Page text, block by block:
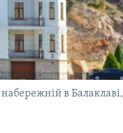
в Балаклаві,